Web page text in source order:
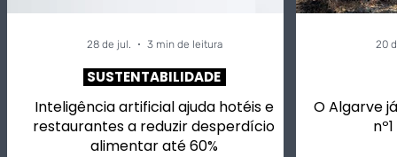
Inteligência artificial ajuda hotéis e
restaurantes a reduzir desperdício
alimentar até 60%
SUSTENTABILIDADE
28 de jul. 3 min de leitura
O Algarve
20